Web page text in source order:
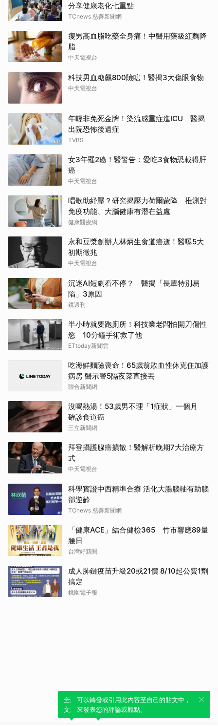
分享健康老化七重點
TCnews 慈善新聞網
瘦男高血脂吃藥全身痛！中醫用藥級紅麴降
脂
中天電視台
科技男血糖飆800險瞎！醫揭3大傷眼食物
中天電視台
年輕非免死金牌！染流感重症進ICU 醫揭
出院恐怖後遺症
TVBS
女3年罹2癌！醫警告：愛吃3食物恐載得肝
癌
中天電視台
唱歌助紓壓？研究揭壓力荷爾蒙降 推測對
免疫功能、大腦健康有潛在益處
健康醫療網
永和豆漿創辦人林炳生食道癌逝！醫曝5大
初期徵兆
中天電視台
沉迷AI短劇看不停？ 醫揭「長輩特別易
陷」3原因
鏡週刊
半小時就要跑廁所！科技業老闆怕開刀傷性
慾 10分鐘手術救了他
ETtoday新聞雲
吃海鮮麵險喪命！65歲翁敗血性休克住加護
病房 醫示警5隔夜菜直接丟
聯合新聞網
沒喝熱湯！53歲男不理「1症狀」一個月
確診食道癌
三立新聞網
拜登攝護腺癌擴散！醫解析晚期7大治療方
式
中天電視台
科學實證中西精準合療 活化大腸腦軸有助腦
部逆齡
TCnews 慈善新聞網
「健康ACE」結合健檢365 竹市響應89量
腰日
台灣好新聞
成人肺鏈疫苗升級20或21價 8/10起公費1劑
搞定
桃園電子報
全新體驗！一鍵引用此內容，透過發布貼
文來輕鬆表達個人立場。
可以轉發或引用此內容至自己的貼文中，
來發表您的評論或觀點。